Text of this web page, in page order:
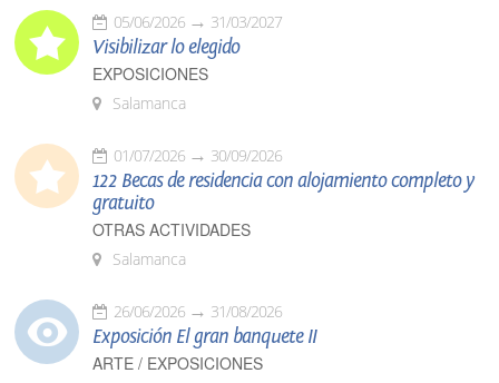
05/06/2026 31/03/2027
Visibilizar lo elegido
EXPOSICIONES
Salamanca
01/07/2026 30/09/2026
122 Becas de residencia con alojamiento completo y
gratuito
OTRAS ACTIVIDADES
Salamanca
26/06/2026 31/08/2026
Exposición El gran banquete II
ARTE / EXPOSICIONES